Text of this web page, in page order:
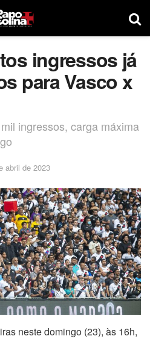
ingressos já
para Vasco x
ingressos, carga máxima
abril de 2023
neste domingo (23), às 16h,